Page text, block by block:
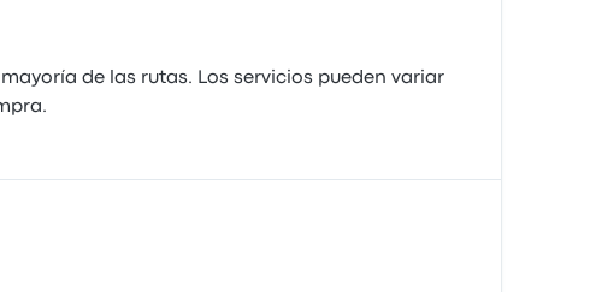
de las rutas. Los servicios pueden variar